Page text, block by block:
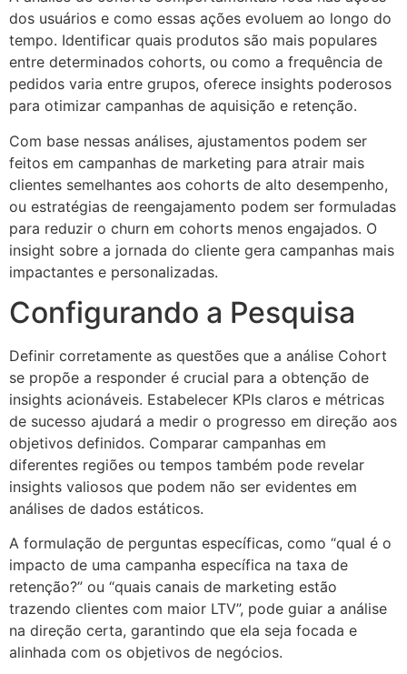
dos usuários e como essas ações evoluem ao longo do
tempo. Identificar quais produtos são mais populares
entre determinados cohorts, ou como a frequência de
pedidos varia entre grupos, oferece insights poderosos
para otimizar campanhas de aquisição e retenção.
Com base nessas análises, ajustamentos podem ser
feitos em campanhas de marketing para atrair mais
clientes semelhantes aos cohorts de alto desempenho,
ou estratégias de reengajamento podem ser formuladas
para reduzir o churn em cohorts menos engajados. O
insight sobre a jornada do cliente gera campanhas mais
impactantes e personalizadas.
Configurando a Pesquisa
Definir corretamente as questões que a análise Cohort
se propõe a responder é crucial para a obtenção de
insights acionáveis. Estabelecer KPIs claros e métricas
de sucesso ajudará a medir o progresso em direção aos
objetivos definidos. Comparar campanhas em
diferentes regiões ou tempos também pode revelar
insights valiosos que podem não ser evidentes em
análises de dados estáticos.
A formulação de perguntas específicas, como “qual é o
impacto de uma campanha específica na taxa de
retenção?” ou “quais canais de marketing estão
trazendo clientes com maior LTV”, pode guiar a análise
na direção certa, garantindo que ela seja focada e
alinhada com os objetivos de negócios.